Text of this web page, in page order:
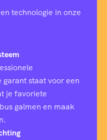
technologie in onze
staat voor een
je favoriete
galmen en maak